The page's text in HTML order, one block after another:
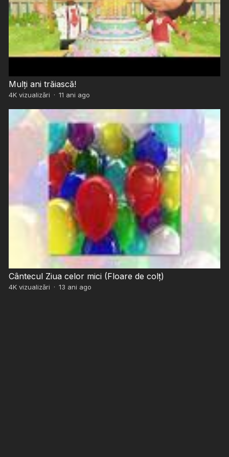
Mulți ani trăiască!
4Kvizualizări · 11 ani ago
Cântecul Ziua celor mici (Floare de colț)
4Kvizualizări · 13 ani ago